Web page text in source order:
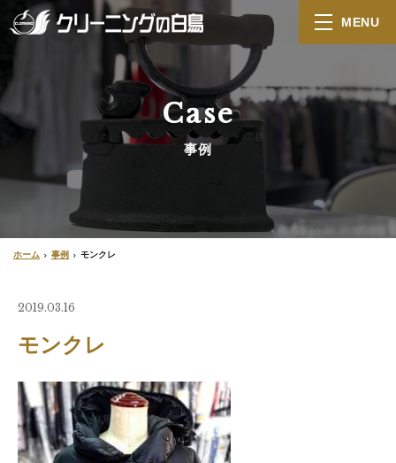
MENU
Case
事例
ホーム 事例 モンクレ
2019.03.16
モンクレ